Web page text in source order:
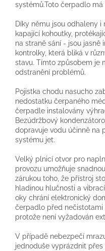
systémů.Toto čerpadlo
Díky němu jsou odhaleny
kapající kohoutky,
na straně sání - jsou jasně
kontrolky, která bliká v
stavu. Tímto způsobem je
odstranění problémů.
Pojistka chodu nasucho
nedostatku čerpaného
čerpadle instalovány
Bezúdržbový
dopravuje vodu účinně na
systému jet.
Velký plnicí otvor pro
provozu umožňuje
zárukou toho, že přístroj
hladinou hlučnosti a
oky chrání elektronický
čerpadlo před nečistotami
protože není vyžadován
V případě nebezpečí
jednoduše vyprázdnit přes